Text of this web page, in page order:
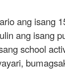
ang isang
ang isang
school